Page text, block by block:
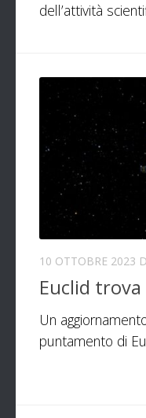
dell’attività
10 OTTOBRE 2023
Euclid
Un
puntamento di